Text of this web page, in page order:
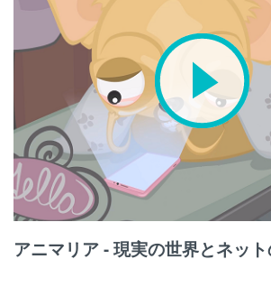
アニマリア - 現実の世界とネッ